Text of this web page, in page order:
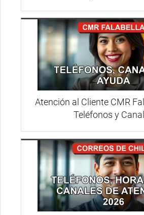
Atención al Cliente CMR
Teléfonos y